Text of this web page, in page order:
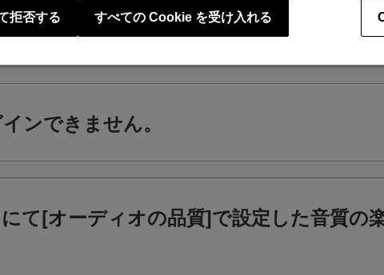
rekordbox for iOSで使う場合に機能制
ンできません。
て[オーディオの品質]で設定した音質の
拒否する すべての Cookie を受け入れる